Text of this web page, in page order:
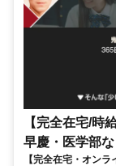
【完全在宅/時
早慶・医学部
【完全在宅・オン